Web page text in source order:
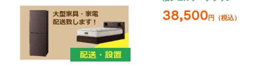
38,500円（税込）